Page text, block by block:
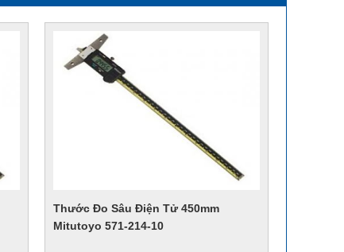
Thước Đo Sâu Điện Tử 450mm
Mitutoyo 571-214-10